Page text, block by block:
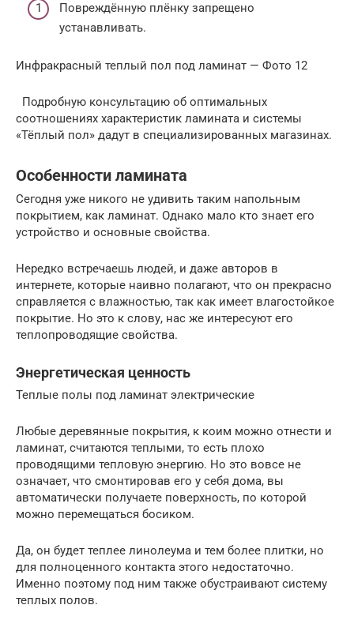
Повреждённую плёнку запрещено
устанавливать.
Инфракрасный теплый пол под ламинат — Фото 12
Подробную консультацию об оптимальных
соотношениях характеристик ламината и системы
«Тёплый пол» дадут в специализированных магазинах.
Особенности ламината
Сегодня уже никого не удивить таким напольным
покрытием, как ламинат. Однако мало кто знает его
устройство и основные свойства.
Нередко встречаешь людей, и даже авторов в
интернете, которые наивно полагают, что он прекрасно
справляется с влажностью, так как имеет влагостойкое
покрытие. Но это к слову, нас же интересуют его
теплопроводящие свойства.
Энергетическая ценность
Теплые полы под ламинат электрические
Любые деревянные покрытия, к коим можно отнести и
ламинат, считаются теплыми, то есть плохо
проводящими тепловую энергию. Но это вовсе не
означает, что смонтировав его у себя дома, вы
автоматически получаете поверхность, по которой
можно перемещаться босиком.
Да, он будет теплее линолеума и тем более плитки, но
для полноценного контакта этого недостаточно.
Именно поэтому под ним также обустраивают систему
теплых полов.